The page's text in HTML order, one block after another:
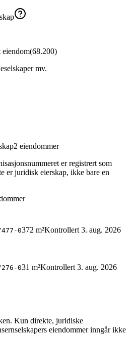
eiendom(68.200)
mv.
2 eiendommer
er registrert som
er juridisk eierskap, ikke bare en
0372 m²Kontrollert3. aug. 2026
031 m²Kontrollert3. aug. 2026
Kun direkte, juridiske
eiendommer inngår ikke